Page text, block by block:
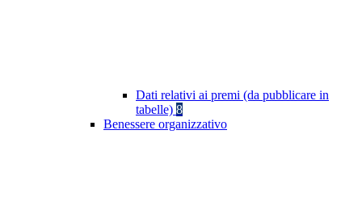
Dati relativi ai premi (da pubblicare in
tabelle) 8
Benessere organizzativo